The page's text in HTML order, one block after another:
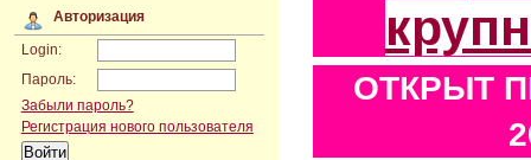
Авторизация
Login:
Пароль:
Забыли пароль?
Регистрация нового пользователя
ОТКРЫТ